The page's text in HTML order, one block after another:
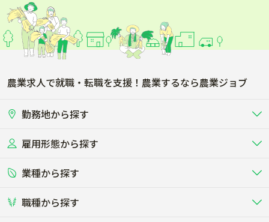
農業求人で就職・転職を支援！農業するなら農業ジョブ
勤務地から探す
北海道
関東
東海
雇用形態から探す
正社員 バイト・アルバイト・パート
短期アルバイト
業種から探す
畜産（酪農･肉牛･養豚･養鶏など）
職種から探す